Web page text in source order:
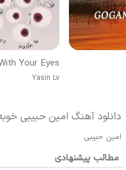
Your Eyes
Yasin Lv
دانلود آهنگ امین حبیبی
امین حبیبی
مطالب پیشنهادی